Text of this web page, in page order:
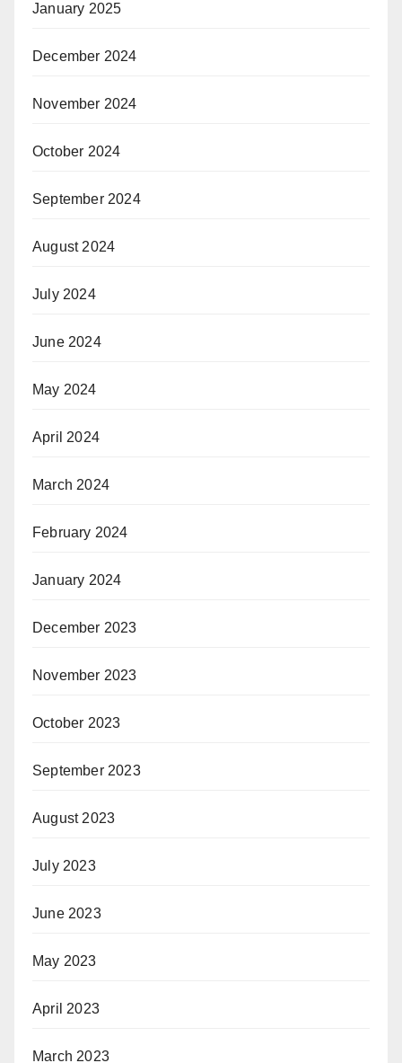
January 2025
December 2024
November 2024
October 2024
September 2024
August 2024
July 2024
June 2024
May 2024
April 2024
March 2024
February 2024
January 2024
December 2023
November 2023
October 2023
September 2023
August 2023
July 2023
June 2023
May 2023
April 2023
March 2023